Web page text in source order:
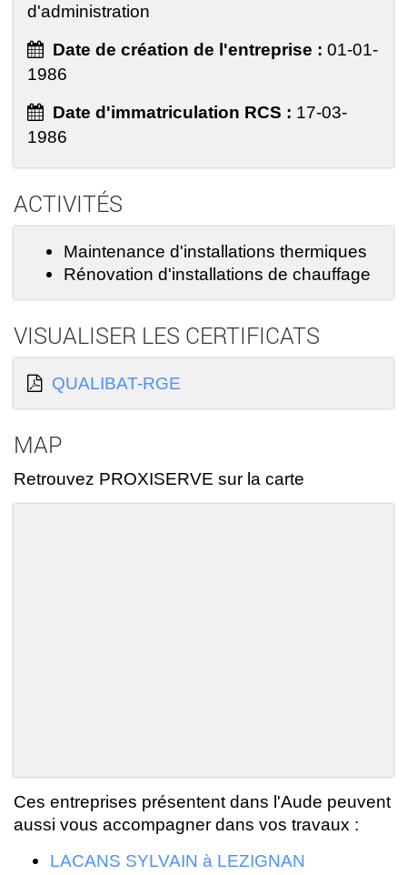
d'administration
Date de création de l'entreprise : 01-01-
1986
Date d'immatriculation RCS : 17-03-
1986
ACTIVITÉS
Maintenance d'installations thermiques
Rénovation d'installations de chauffage
VISUALISER LES CERTIFICATS
QUALIBAT-RGE
MAP
Retrouvez PROXISERVE sur la carte
Ces entreprises présentent dans l'Aude peuvent
aussi vous accompagner dans vos travaux :
LACANS SYLVAIN à LEZIGNAN